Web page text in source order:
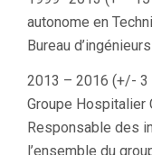
autonome en
Bureau
2013 – 2016 (+/- 3
Groupe Hospitalier
Responsable des
l’ensemble du